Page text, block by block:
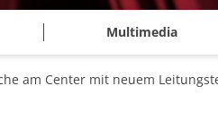
Multimedia
am Center mit neuem